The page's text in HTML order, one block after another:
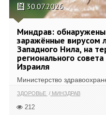
30.07.2026
Миндрав:
заражённые вирусом
Западного Нила, на
регионального
Израиля
Министерство
ЗДОРОВЬЕ МИНЗДРАВ
212